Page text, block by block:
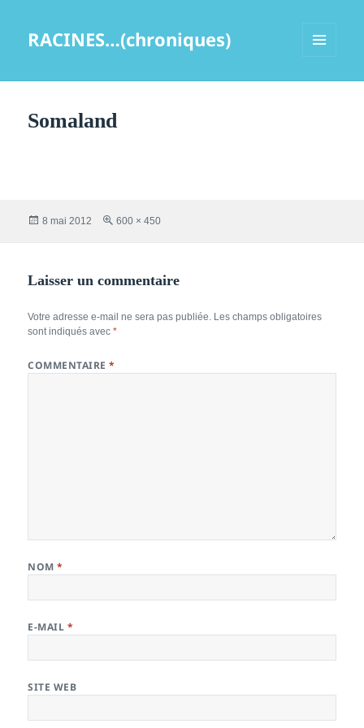
RACINES…(chroniques)
Somaland
Publié
8 mai 2012
Taille
600 × 450
Laisser un commentaire
Votre adresse e-mail ne sera pas publiée. Les champs obligatoires
sont indiqués avec*
COMMENTAIRE*
NOM*
E-MAIL *
SITE WEB